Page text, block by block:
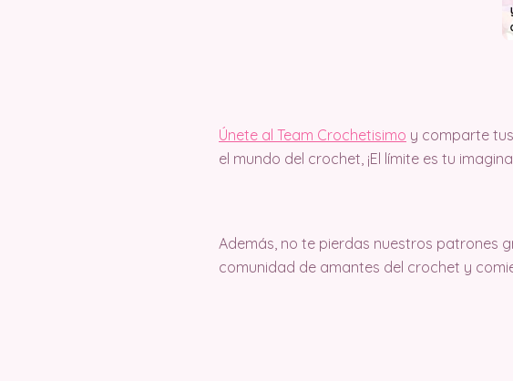
Únete al Team Crochetisimo y comparte
el mundo del crochet, ¡El límite es tu
Además, no te pierdas nuestros patrones
comunidad de amantes del crochet y